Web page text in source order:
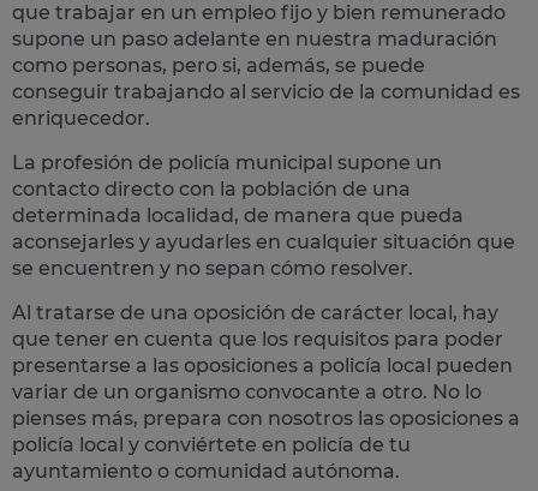
que trabajar en un empleo fijo y bien remunerado
supone un paso adelante en nuestra maduración
como personas, pero si, además, se puede
conseguir trabajando al servicio de la comunidad es
enriquecedor.
La profesión de policía municipal supone un
contacto directo con la población de una
determinada localidad, de manera que pueda
aconsejarles y ayudarles en cualquier situación que
se encuentren y no sepan cómo resolver.
Al tratarse de una oposición de carácter local, hay
que tener en cuenta que los requisitos para poder
presentarse a las oposiciones a policía local pueden
variar de un organismo convocante a otro. No lo
pienses más, prepara con nosotros las oposiciones a
policía local y conviértete en policía de tu
ayuntamiento o comunidad autónoma.